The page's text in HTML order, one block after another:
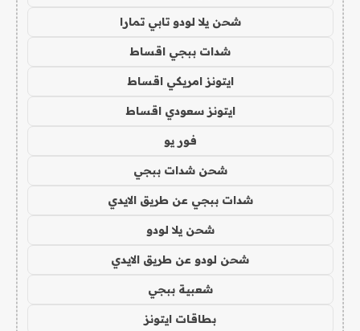
شحن يلا لودو تابي تمارا
شدات ببجي اقساط
ايتونز امريكي اقساط
ايتونز سعودي اقساط
فور يو
شحن شدات ببجي
شدات ببجي عن طريق الايدي
شحن يلا لودو
شحن لودو عن طريق الايدي
شعبية ببجي
بطاقات ايتونز